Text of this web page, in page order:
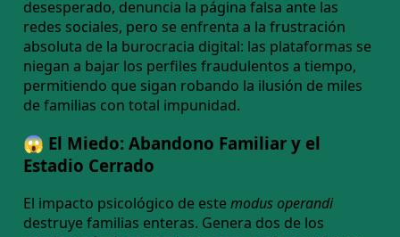
desesperado, denuncia la página falsa ante las
redes sociales, pero se enfrenta a la frustración
absoluta de la burocracia digital: las plataformas se
niegan a bajar los perfiles fraudulentos a tiempo,
permitiendo que sigan robando la ilusión de miles
de familias con total impunidad.
😱 El Miedo: Abandono Familiar y el
Estadio Cerrado
El impacto psicológico de este modus operandi
destruye familias enteras. Genera dos de los